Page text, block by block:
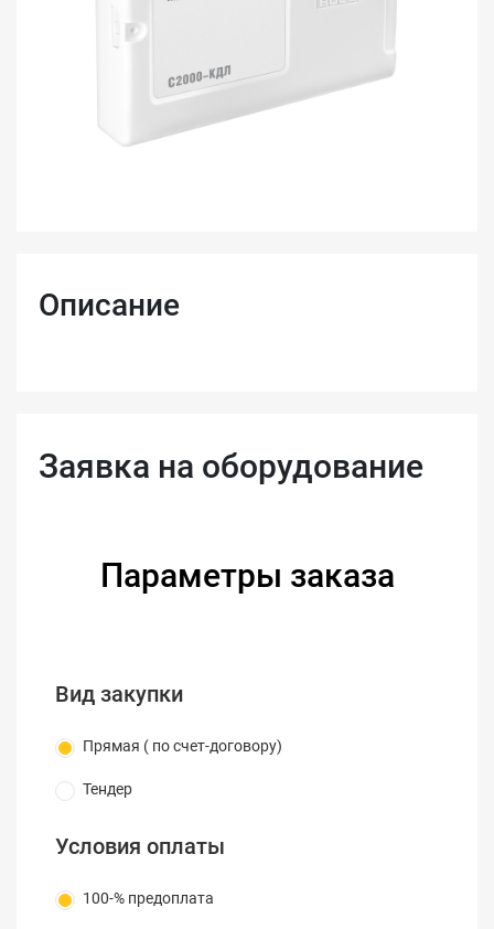
Описание
Заявка на оборудование
Параметры заказа
Вид закупки
Прямая ( по счет-договору)
Тендер
Условия оплаты
100-% предоплата